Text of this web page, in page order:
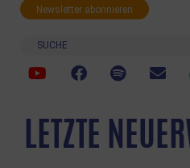
Newsletter abonnieren
Suche
LETZTE